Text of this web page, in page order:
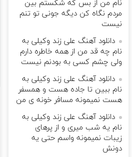
نام من از بس كه شكستم بین
مردم نگاه كن دیگه جونى تو تنم
نیست
دانلود آهنگ علی زند وکیلی به
نام چه قد من از همه خاطره دارم
ولی چشم كسی به بودنم نیست
دانلود آهنگ علی زند وکیلی به
نام ببین تا جاده هست و همسفر
هست نمیمونه مسافر خونه ی من
دانلود آهنگ علی زند وکیلی به
نام یه شب میرى و از پرهای
زيبات نمیمونه واسم حتی یه
دونش